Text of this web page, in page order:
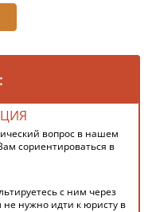
вопрос в нашем
сориентироваться в
с ним через
не нужно идти к юристу в